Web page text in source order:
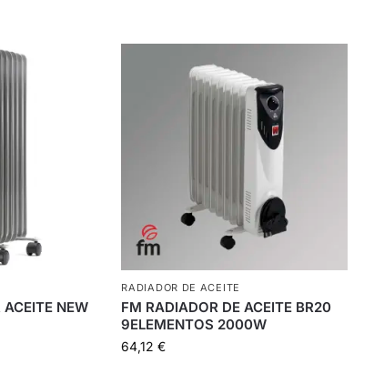
NEW
RADIADOR DE ACEITE
FM RADIADOR DE ACEITE BR20
9ELEMENTOS 2000W
64,12€